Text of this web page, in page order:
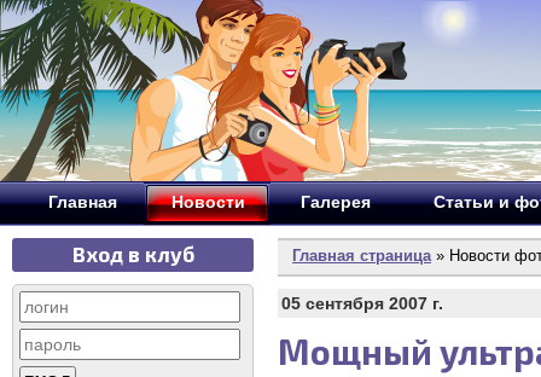
Главная Новости Галерея Статьи и
Вход в клуб Главная страница» Новости
05 сентября 2007 г.
Мощный